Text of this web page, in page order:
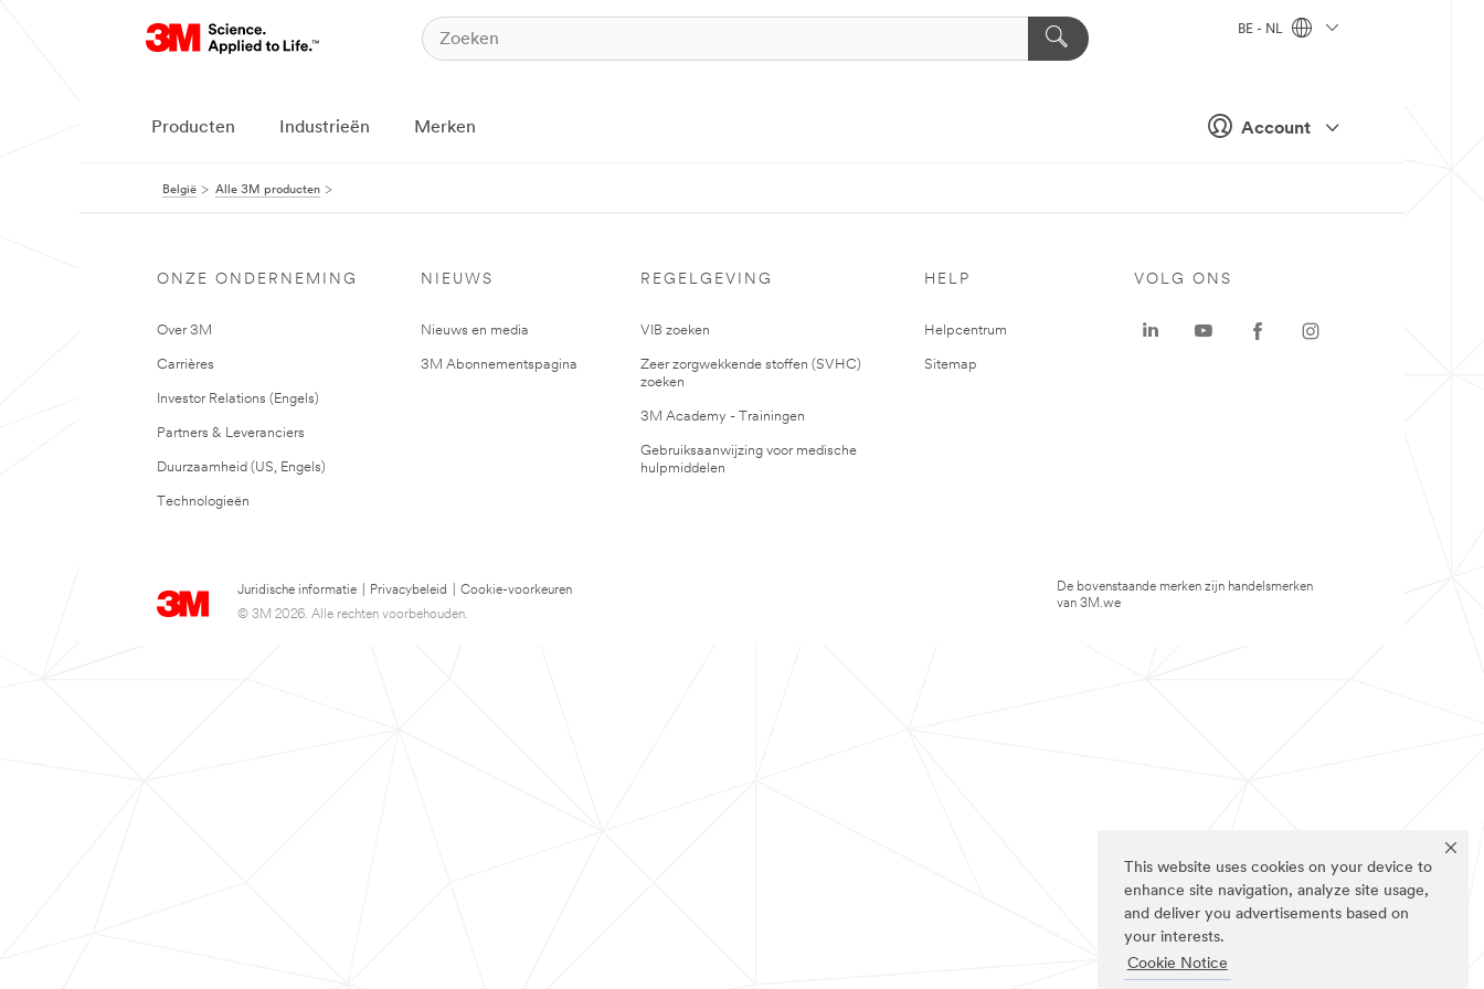
This website uses cookies on your device to
enhance site navigation, analyze site usage,
and deliver you advertisements based on
your interests.
Cookie Notice
Account
BE - NL
Producten Industrieën Merken
België Alle 3M producten
ONZE ONDERNEMING
Over 3M
Carrières
Investor Relations (Engels)
Partners & Leveranciers
Duurzaamheid (US, Engels)
Technologieën
NIEUWS
Nieuws en media
3M Abonnementspagina
REGELGEVING
VIB zoeken
Zeer zorgwekkende stoffen (SVHC)
zoeken
3M Academy - Trainingen
Gebruiksaanwijzing voor medische
hulpmiddelen
HELP
Helpcentrum
Sitemap
Juridische informatie Privacybeleid
Cookie-voorkeuren
© 3M 2026. Alle rechten voorbehouden.
VOLG ONS
De bovenstaande merken zijn handelsmerken
van 3M.we